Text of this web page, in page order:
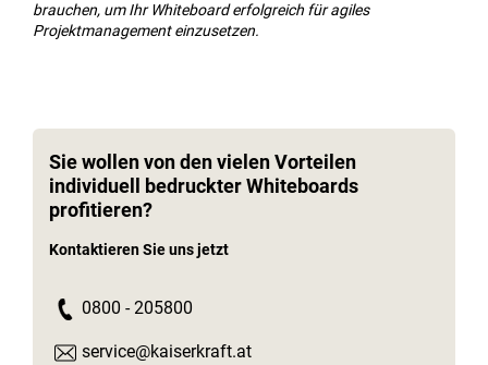
brauchen, um Ihr Whiteboard erfolgreich für agiles
Projektmanagement einzusetzen.
Sie wollen von den vielen Vorteilen
individuell bedruckter Whiteboards
profitieren?
Kontaktieren Sie uns jetzt
0800 - 205800
service@kaiserkraft.at